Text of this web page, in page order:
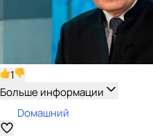
1
Больше информации
Dомашний